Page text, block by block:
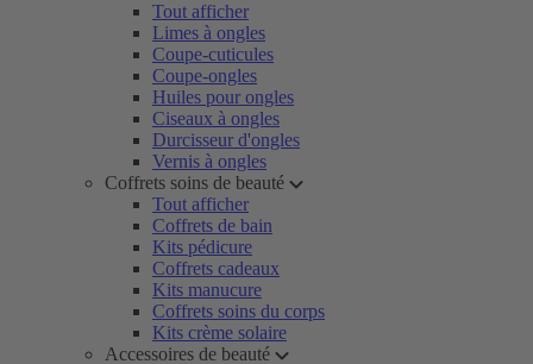
Tout afficher
Limes à ongles
Coupe-cuticules
Coupe-ongles
Huiles pour ongles
Ciseaux à ongles
Durcisseur d'ongles
Vernis à ongles
Coffrets soins de beauté
Tout afficher
Coffrets de bain
Kits pédicure
Coffrets cadeaux
Kits manucure
Coffrets soins du corps
Kits crème solaire
Accessoires de beauté